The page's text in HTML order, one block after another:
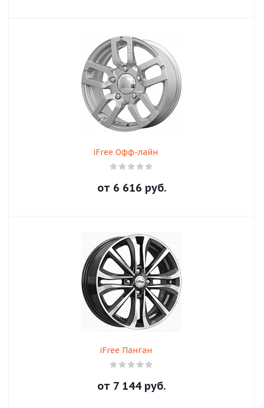
iFree Офф-лайн
от 6 616 руб.
iFree Панган
от 7 144 руб.